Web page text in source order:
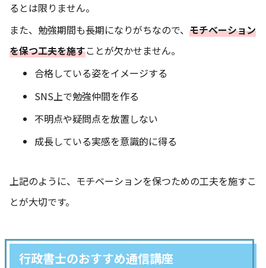
るとは限りません。
また、勉強期間も長期になりがちなので、 モチベーション
を保つ工夫を施すことが欠かせません。
合格している姿をイメージする
SNS上で勉強仲間を作る
不明点や疑問点を放置しない
成長している実感を意識的に得る
上記のように、モチベーションを保つための工夫を施すこ
とが大切です。
行政書士のおすすめ通信講座